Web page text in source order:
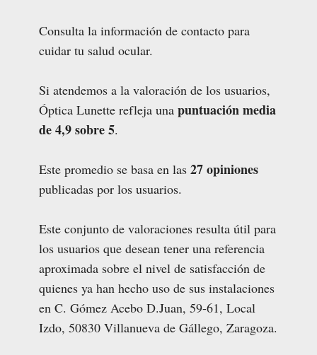
Consulta la información de contacto para
cuidar tu salud ocular.
Si atendemos a la valoración de los usuarios,
Óptica Lunette refleja una puntuación media
de 4,9 sobre 5.
Este promedio se basa en las 27 opiniones
publicadas por los usuarios.
Este conjunto de valoraciones resulta útil para
los usuarios que desean tener una referencia
aproximada sobre el nivel de satisfacción de
quienes ya han hecho uso de sus instalaciones
en C. Gómez Acebo D.Juan, 59-61, Local
Izdo, 50830 Villanueva de Gállego, Zaragoza.